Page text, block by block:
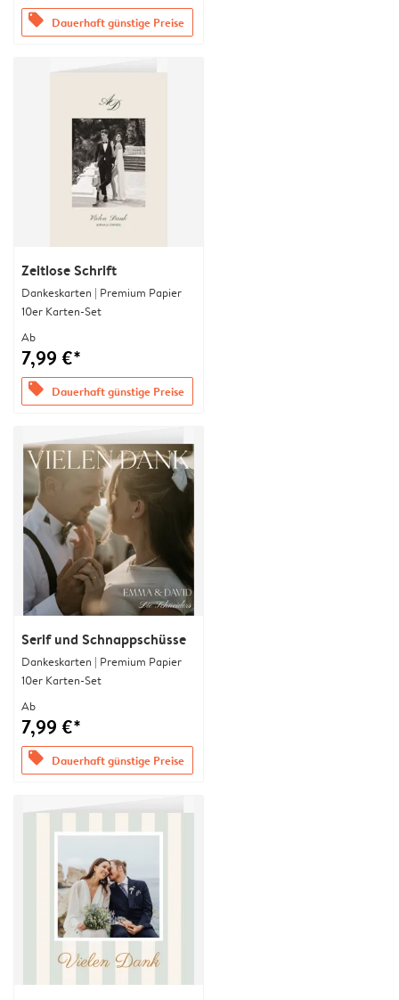
offers Dauerhaft günstige Preise
Zeitlose Schrift
Dankeskarten | Premium Papier
10er Karten-Set
Ab
7,99 €*
offers Dauerhaft günstige Preise
Serif und Schnappschüsse
Dankeskarten | Premium Papier
10er Karten-Set
Ab
7,99 €*
offers Dauerhaft günstige Preise